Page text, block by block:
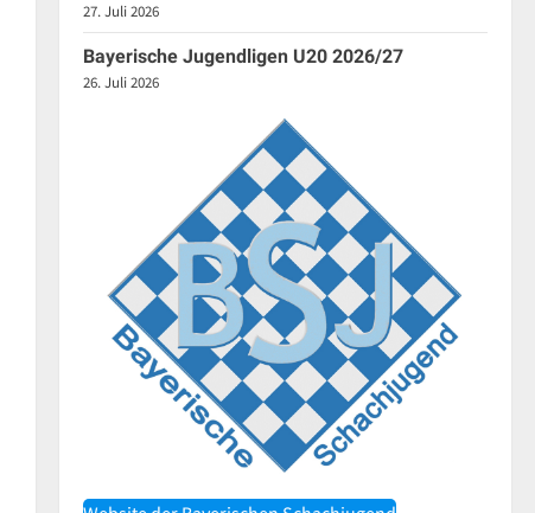
27. Juli 2026
Bayerische Jugendligen U20 2026/27
26. Juli 2026